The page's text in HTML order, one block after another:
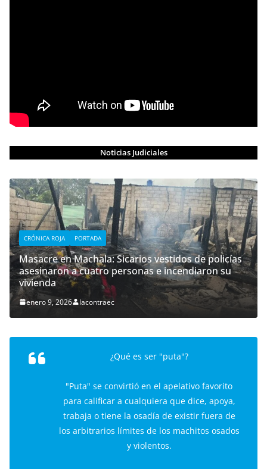
Noticias Judiciales
CRÓNICA ROJA PORTADA
Masacre en Machala: Sicarios vestidos de policías
asesinaron a cuatro personas e incendiaron su
vivienda
enero 9, 2026 lacontraec
¿Qué es ser "puta"?
"Puta" se convirtió en el apelativo favorito
para calificar a cualquiera que dice, apoya,
trabaja o tiene la osadía de existir fuera de
los arbitrarios límites de los machitos osados
y violentos.